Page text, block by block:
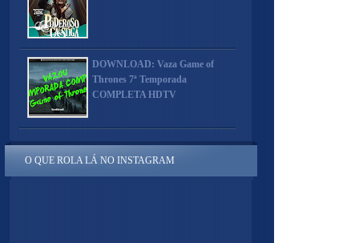
DOWNLOAD: Vaza Game of
Thrones 7ª Temporada
COMPLETA HDTV
O QUE ROLA LÁ NO INSTAGRAM